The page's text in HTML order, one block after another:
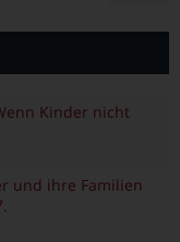
Kinder nicht
und ihre Familien